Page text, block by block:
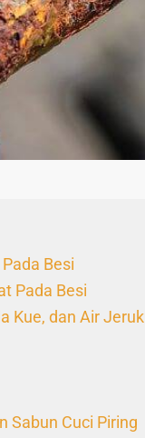
Besi
Pada Besi
Kue, dan Air Jeruk
Sabun Cuci Piring